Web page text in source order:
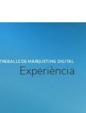
TREBALLS DE MÀRQUETING DIGITAL
Experiència